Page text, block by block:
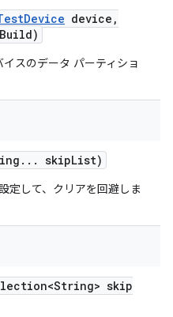
Device device ,
Build)
スのデータ パーティショ
. . . skipList)
定して、クリアを回避しま
skip